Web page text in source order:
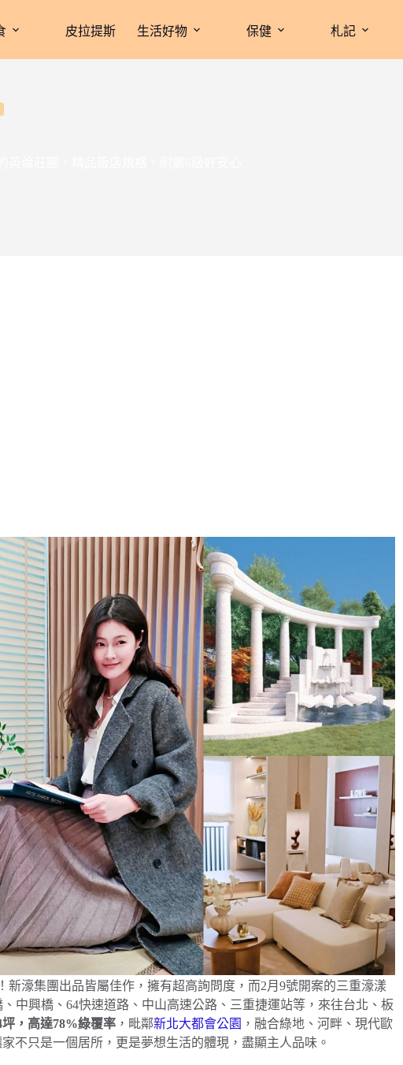
皮拉提斯 生活好物 保健 札記
濠集團出品皆屬佳作，擁有超高詢問度，而2月9號開案的三重濠漾
中興橋、64快速道路、中山高速公路、三重捷運站等，來往台北、板
，高達78%綠覆率 ，毗鄰新北大都會公園 ，融合綠地、河畔、現代歐
不只是一個居所，更是夢想生活的體現，盡顯主人品味。